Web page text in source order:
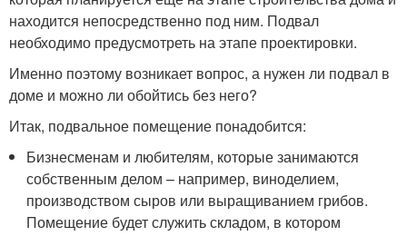
находится непосредственно под ним. Подвал
необходимо предусмотреть на этапе проектировки.
Именно поэтому возникает вопрос, а нужен ли подвал в
доме и можно ли обойтись без него?
Итак, подвальное помещение понадобится:
Бизнесменам и любителям, которые занимаются
собственным делом – например, виноделием,
производством сыров или выращиванием грибов.
Помещение будет служить складом, в котором